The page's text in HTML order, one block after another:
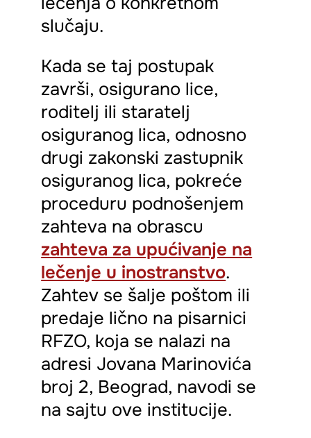
slučaju.
Kada se taj postupak
završi, osigurano lice,
roditelj ili staratelj
osiguranog lica, odnosno
drugi zakonski zastupnik
osiguranog lica, pokreće
proceduru podnošenjem
zahteva na obrascu
zahteva za upućivanje na
lečenje u inostranstvo.
Zahtev se šalje poštom ili
predaje lično na pisarnici
RFZO, koja se nalazi na
adresi Jovana Marinovića
broj 2, Beograd, navodi se
na sajtu ove institucije.